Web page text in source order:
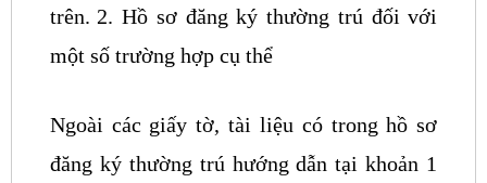
trên. 2. Hồ sơ đăng ký thường trú đối với
một số trường hợp cụ thể
Ngoài các giấy tờ, tài liệu có trong hồ sơ
đăng ký thường trú hướng dẫn tại khoản 1